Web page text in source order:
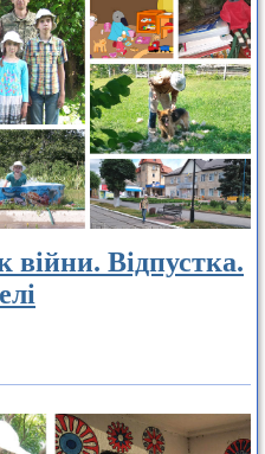
війни. Відпустка.